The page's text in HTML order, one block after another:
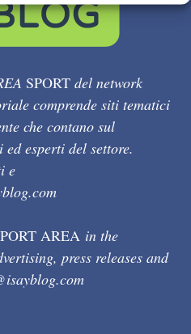
SPORT del network
comprende siti tematici
che contano sul
esperti del settore.
e
AREA in the
press releases and